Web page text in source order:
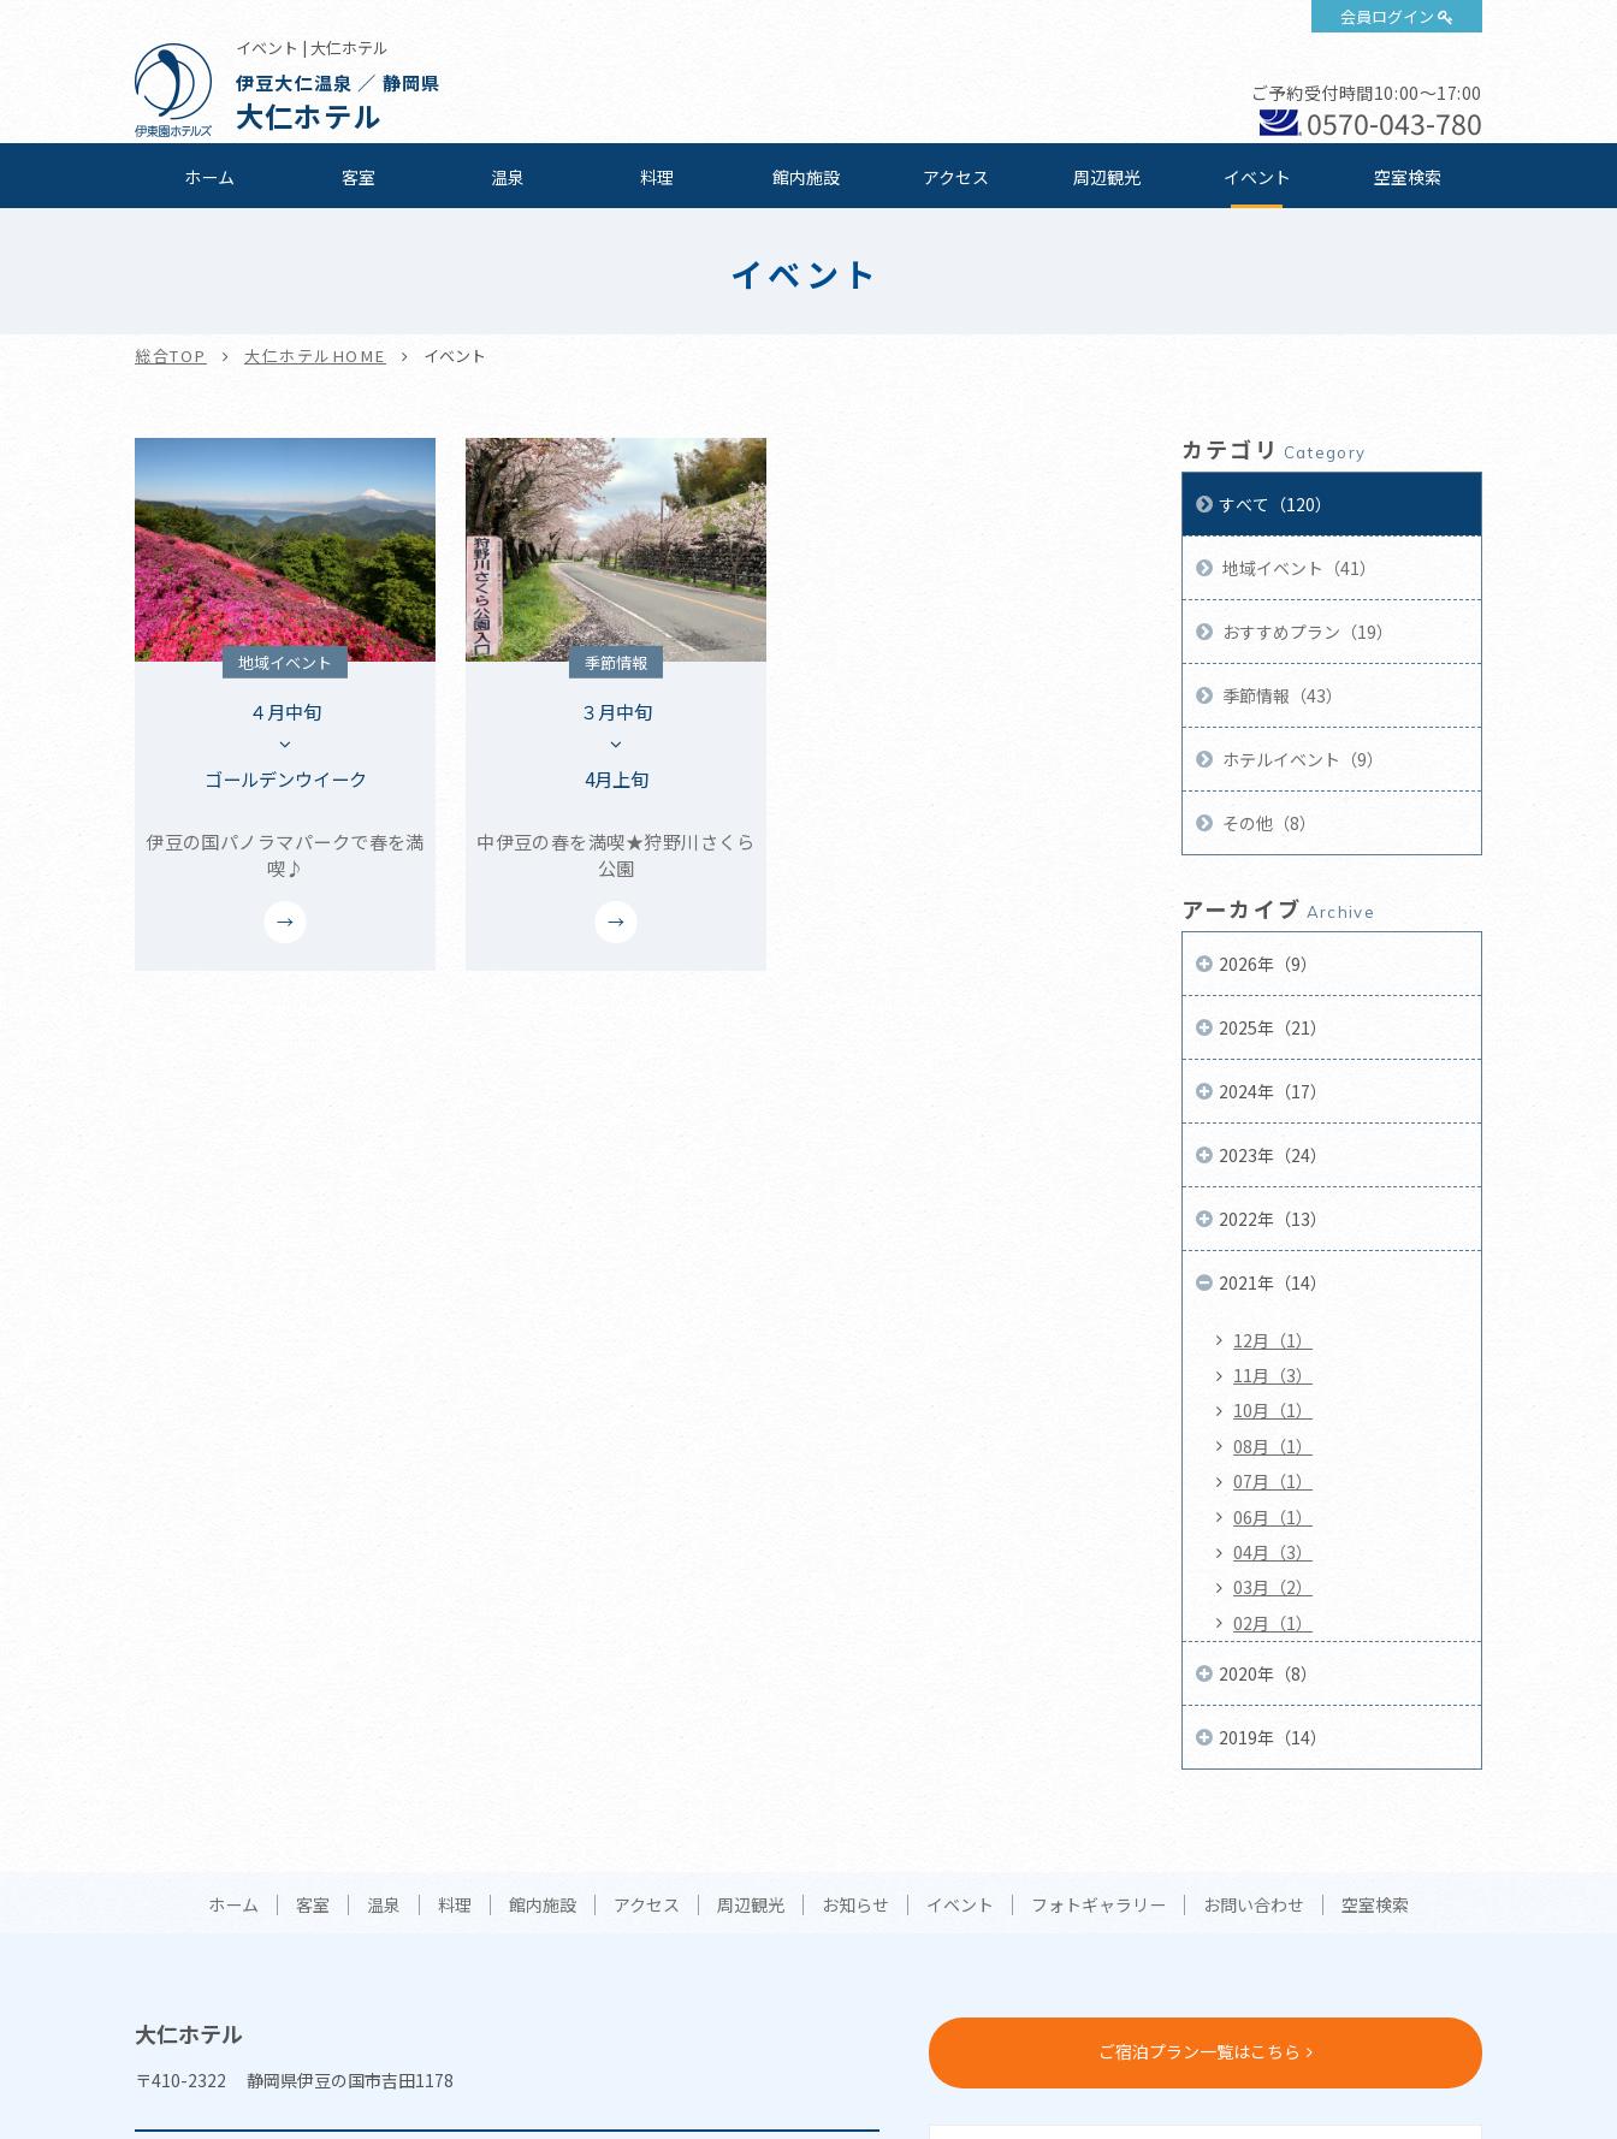
会員ログイン
イベント | 大仁ホテル
伊豆大仁温泉 ／ 静岡県
大仁ホテル
ご予約受付時間10:00～17:00
0570-043-780
ホーム 客室 温泉 料理 館内施設 アクセス 周辺観光 イベント 空室検索
イベント
総合TOP 大仁ホテルHOME イベント
地域イベント
４月中旬
ゴールデンウイーク
伊豆の国パノラマパークで春を満
喫♪
季節情報
３月中旬
4月上旬
中伊豆の春を満喫★狩野川さくら
公園
カテゴリ Category
すべて（120）
地域イベント（41）
おすすめプラン（19）
季節情報（43）
ホテルイベント（9）
その他（8）
アーカイブ Archive
2026年（9）
2025年（21）
2024年（17）
2023年（24）
2022年（13）
2021年（14）
12月（1）
11月（3）
10月（1）
08月（1）
07月（1）
06月（1）
04月（3）
03月（2）
02月（1）
2020年（8）
2019年（14）
ホーム 客室 温泉 料理 館内施設 アクセス 周辺観光 お知らせ イベント フォトギャラリー お問い合わせ 空室検索
大仁ホテル
〒410-2322 静岡県伊豆の国市吉田1178
ご宿泊プラン一覧はこちら